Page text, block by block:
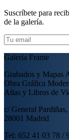
Suscríbete para
de la galería.
Galería Frame
Grabados y Mapas
Obra Gráfica
Atlas y Libros de
c/ General
28001 Madrid
Tel: 652 41 03 78 /